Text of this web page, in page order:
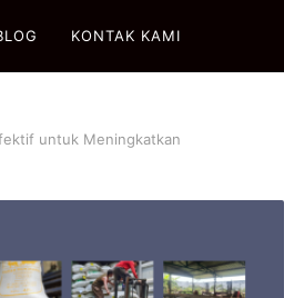
KONTAK KAMI
untuk Meningkatkan